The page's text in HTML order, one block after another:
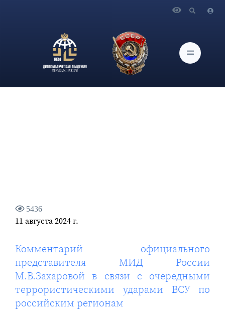
М.В.Захаровой в связи с очередными террористическими
ударами ВСУ по российским регионам
5436
11 августа 2024 г.
Комментарий официального
представителя МИД России
М.В.Захаровой в связи с очередными
террористическими ударами ВСУ по
российским регионам